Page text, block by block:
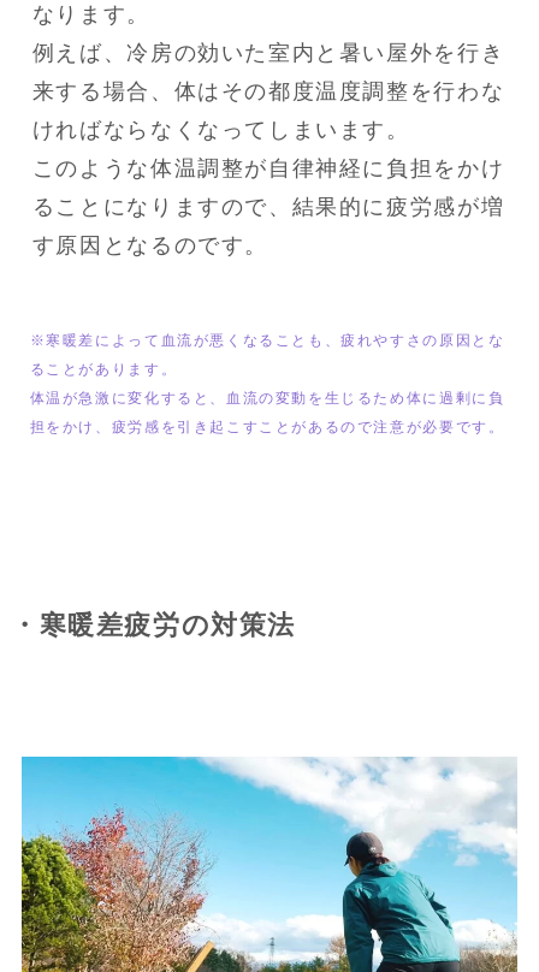
なります。
例えば、冷房の効いた室内と暑い屋外を行き
来する場合、体はその都度温度調整を行わな
ければならなくなってしまいます。
このような体温調整が自律神経に負担をかけ
ることになりますので、結果的に疲労感が増
す原因となるのです。
※寒暖差によって血流が悪くなることも、疲れやすさの原因とな
ることがあります。
体温が急激に変化すると、血流の変動を生じるため体に過剰に負
担をかけ、疲労感を引き起こすことがあるので注意が必要です。
・寒暖差疲労の対策法